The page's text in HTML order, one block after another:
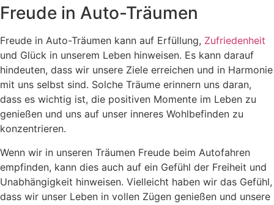
Freude in Auto-Träumen
Freude in Auto-Träumen kann auf Erfüllung, Zufriedenheit
und Glück in unserem Leben hinweisen. Es kann darauf
hindeuten, dass wir unsere Ziele erreichen und in Harmonie
mit uns selbst sind. Solche Träume erinnern uns daran,
dass es wichtig ist, die positiven Momente im Leben zu
genießen und uns auf unser inneres Wohlbefinden zu
konzentrieren.
Wenn wir in unseren Träumen Freude beim Autofahren
empfinden, kann dies auch auf ein Gefühl der Freiheit und
Unabhängigkeit hinweisen. Vielleicht haben wir das Gefühl,
dass wir unser Leben in vollen Zügen genießen und unsere